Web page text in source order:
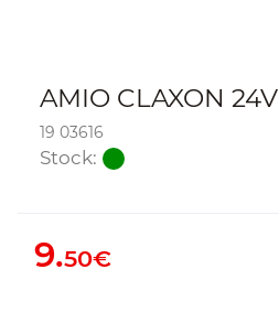
AMIO CLAXON 24V
19 03616
Stock:
9.50€